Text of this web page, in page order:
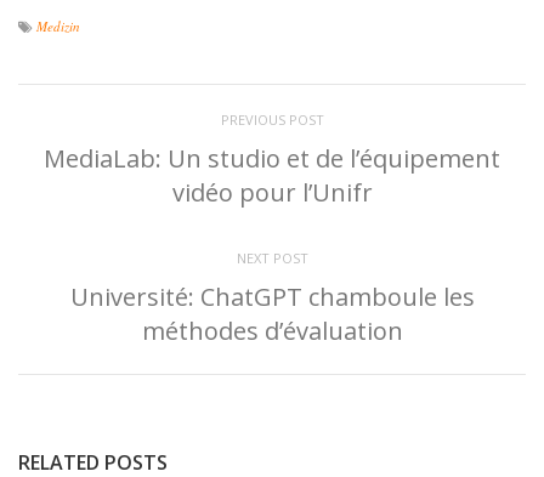
Medizin
PREVIOUS POST
MediaLab: Un studio et de l’équipement
vidéo pour l’Unifr
NEXT POST
Université: ChatGPT chamboule les
méthodes d’évaluation
RELATED POSTS